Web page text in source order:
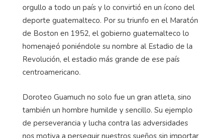
orgullo a todo un país y lo convirtió en un ícono del
deporte guatemalteco. Por su triunfo en el Maratón
de Boston en 1952, el gobierno guatemalteco lo
homenajeó poniéndole su nombre al Estadio de la
Revolución, el estadio más grande de ese país
centroamericano.
Doroteo Guamuch no solo fue un gran atleta, sino
también un hombre humilde y sencillo. Su ejemplo
de perseverancia y lucha contra las adversidades
nos motiva a perseguir nuestros sueños sin importar